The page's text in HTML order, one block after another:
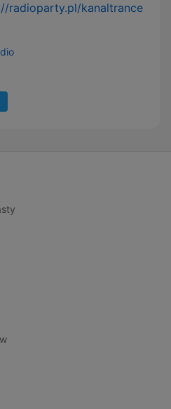
radioparty.pl/kanaltrance